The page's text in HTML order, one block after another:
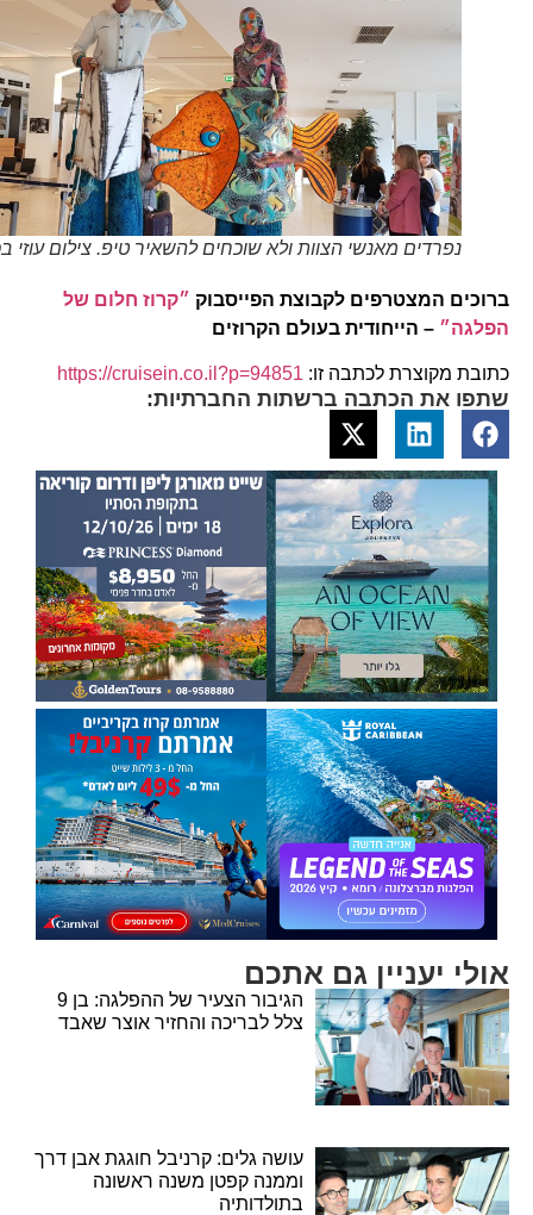
נפרדים מאנשי הצוות ולא שוכחים להשאיר טיפ. צילום עוזי בכר
ברוכים המצטרפים לקבוצת הפייסבוק״קרוז חלום של
הפלגה״– הייחודית בעולם הקרוזים
כתובת מקוצרת לכתבה זו: https://cruisein.co.il?p=94851
שתפו את הכתבה ברשתות החברתיות:
אולי יעניין גם אתכם
הגיבור הצעיר של ההפלגה: בן 9
צלל לבריכה והחזיר אוצר שאבד
עושה גלים: קרניבל חוגגת אבן דרך
וממנה קפטן משנה ראשונה
בתולדותיה